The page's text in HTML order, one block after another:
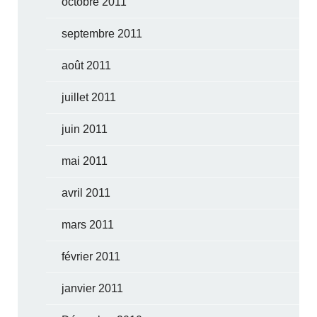
septembre 2011
août 2011
juillet 2011
juin 2011
mai 2011
avril 2011
mars 2011
février 2011
janvier 2011